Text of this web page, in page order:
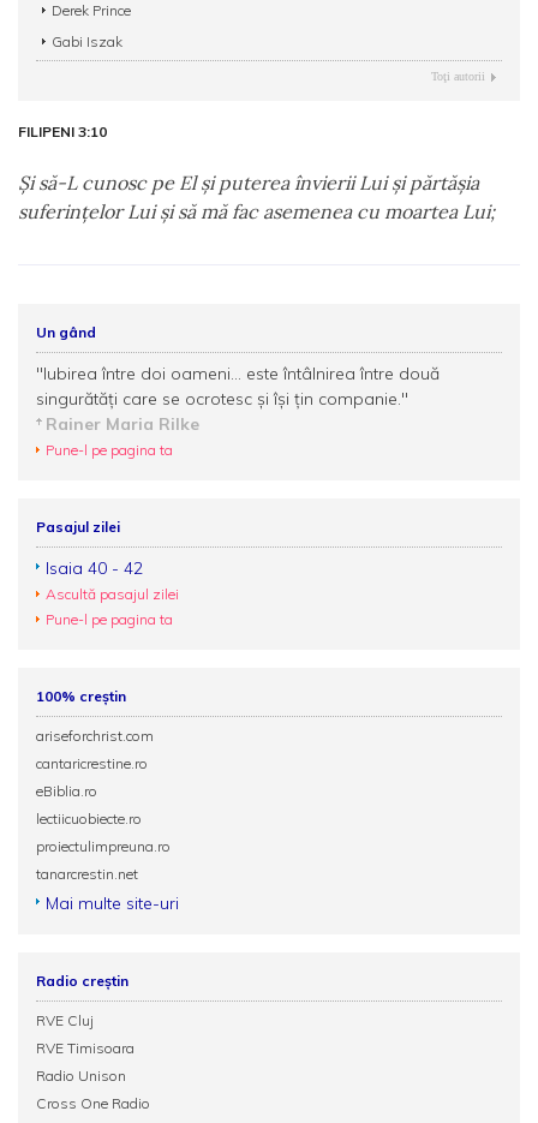
Derek Prince
Gabi Iszak
Toţi autorii
FILIPENI 3:10
Şi să-L cunosc pe El şi puterea învierii Lui şi părtăşia
suferinţelor Lui şi să mă fac asemenea cu moartea Lui;
Un gând
"Iubirea între doi oameni... este întâlnirea între două
singurătăţi care se ocrotesc şi îşi ţin companie."
Rainer Maria Rilke
Pune-l pe pagina ta
Pasajul zilei
Isaia 40 - 42
Ascultă pasajul zilei
Pune-l pe pagina ta
100% creștin
ariseforchrist.com
cantaricrestine.ro
eBiblia.ro
lectiicuobiecte.ro
proiectulimpreuna.ro
tanarcrestin.net
Mai multe site-uri
Radio creștin
RVE Cluj
RVE Timisoara
Radio Unison
Cross One Radio